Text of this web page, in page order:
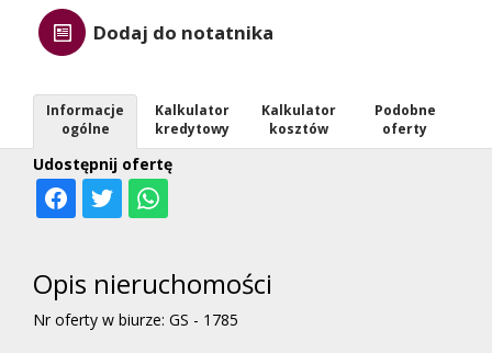
Dodaj do notatnika
Udostępnij ofertę
Informacje
ogólne
Kalkulator
kredytowy
Kalkulator
kosztów
Podobne
oferty
Opis nieruchomości
Nr oferty w biurze: GS - 1785